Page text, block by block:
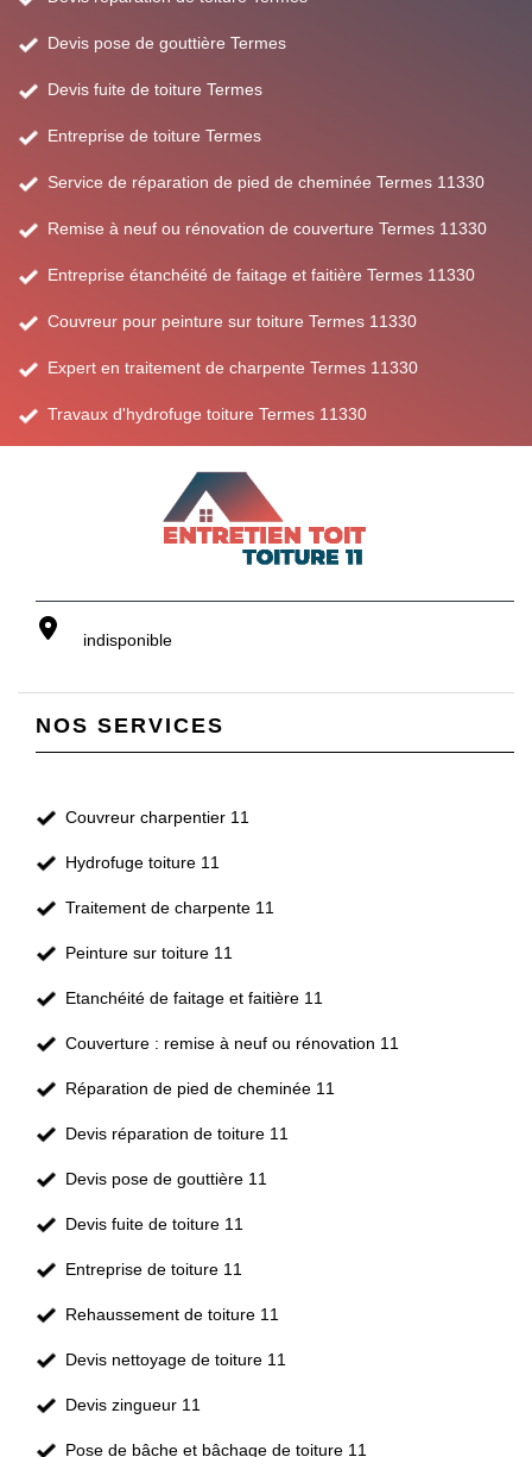
Devis pose de gouttière Termes
Devis fuite de toiture Termes
Entreprise de toiture Termes
Service de réparation de pied de cheminée Termes 11330
Remise à neuf ou rénovation de couverture Termes 11330
Entreprise étanchéité de faitage et faitière Termes 11330
Couvreur pour peinture sur toiture Termes 11330
Expert en traitement de charpente Termes 11330
Travaux d'hydrofuge toiture Termes 11330
indisponible
NOS SERVICES
Couvreur charpentier 11
Hydrofuge toiture 11
Traitement de charpente 11
Peinture sur toiture 11
Etanchéité de faitage et faitière 11
Couverture : remise à neuf ou rénovation 11
Réparation de pied de cheminée 11
Devis réparation de toiture 11
Devis pose de gouttière 11
Devis fuite de toiture 11
Entreprise de toiture 11
Rehaussement de toiture 11
Devis nettoyage de toiture 11
Devis zingueur 11
Pose de bâche et bâchage de toiture 11